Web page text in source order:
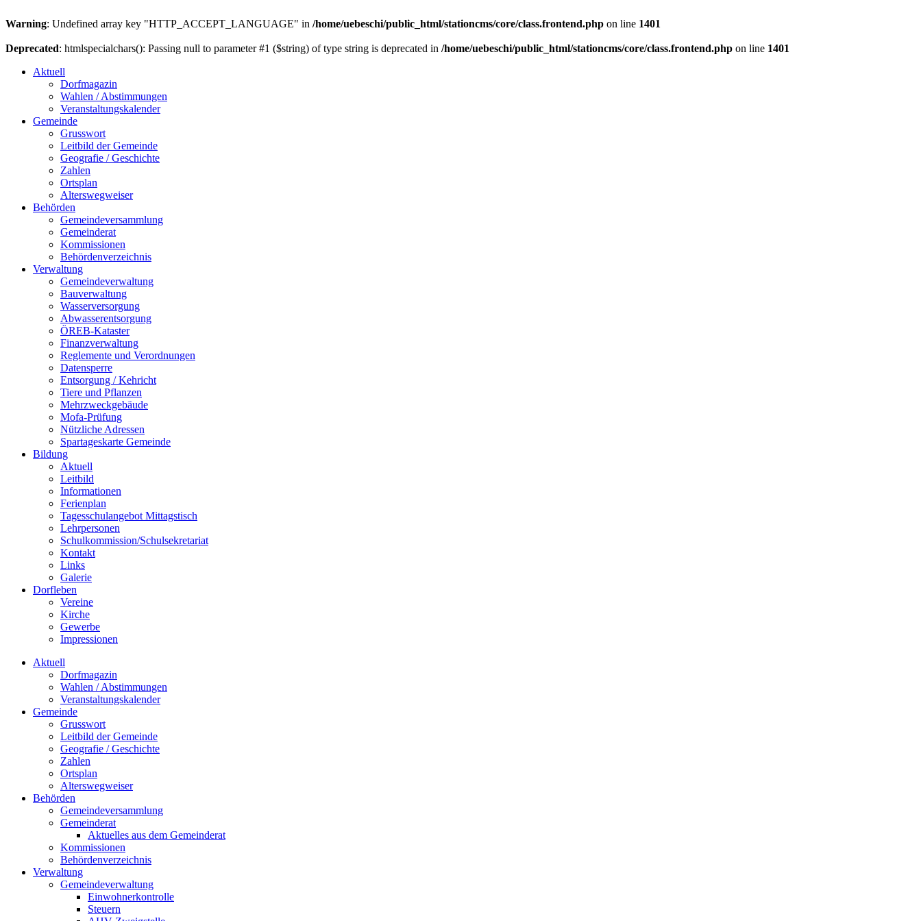
Warning: Undefined array key "HTTP_ACCEPT_LANGUAGE" in /home/uebeschi/public_html/stationcms/core/class.frontend.php on line 1401
Deprecated: htmlspecialchars(): Passing null to parameter #1 ($string) of type string is deprecated in /home/uebeschi/public_html/stationcms/core/class.frontend.php on line 1401
Aktuell
Dorfmagazin
Wahlen / Abstimmungen
Veranstaltungskalender
Gemeinde
Grusswort
Leitbild der Gemeinde
Geografie / Geschichte
Zahlen
Ortsplan
Alterswegweiser
Behörden
Gemeindeversammlung
Gemeinderat
Kommissionen
Behördenverzeichnis
Verwaltung
Gemeindeverwaltung
Bauverwaltung
Wasserversorgung
Abwasserentsorgung
ÖREB-Kataster
Finanzverwaltung
Reglemente und Verordnungen
Datensperre
Entsorgung / Kehricht
Tiere und Pflanzen
Mehrzweckgebäude
Mofa-Prüfung
Nützliche Adressen
Spartageskarte Gemeinde
Bildung
Aktuell
Leitbild
Informationen
Ferienplan
Tagesschulangebot Mittagstisch
Lehrpersonen
Schulkommission/Schulsekretariat
Kontakt
Links
Galerie
Dorfleben
Vereine
Kirche
Gewerbe
Impressionen
Aktuell
Dorfmagazin
Wahlen / Abstimmungen
Veranstaltungskalender
Gemeinde
Grusswort
Leitbild der Gemeinde
Geografie / Geschichte
Zahlen
Ortsplan
Alterswegweiser
Behörden
Gemeindeversammlung
Gemeinderat
Aktuelles aus dem Gemeinderat
Kommissionen
Behördenverzeichnis
Verwaltung
Gemeindeverwaltung
Einwohnerkontrolle
Steuern